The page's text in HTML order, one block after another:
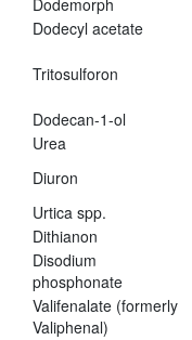
Dodemorph
Dodecyl acetate
Tritosulforon
Dodecan-1-ol
Urea
Diuron
Urtica spp.
Dithianon
Disodium
phosphonate
Valifenalate (formerly
Valiphenal)